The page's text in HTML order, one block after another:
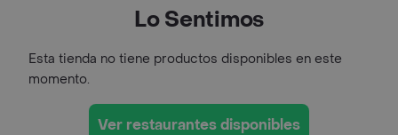
Lo Sentimos
Esta tienda no tiene productos disponibles en este
momento.
Ver restaurantes disponibles